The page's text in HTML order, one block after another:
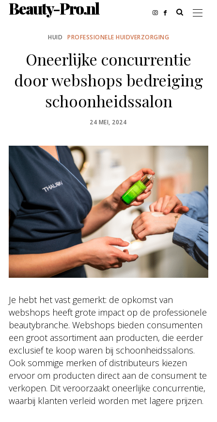
Beauty-Pro.nl
HUID PROFESSIONELE HUIDVERZORGING
Oneerlijke concurrentie
door webshops bedreiging
schoonheidssalon
POSTED
24 MEI, 2024
Je hebt het vast gemerkt: de opkomst van
webshops heeft grote impact op de professionele
beautybranche. Webshops bieden consumenten
een groot assortiment aan producten, die eerder
exclusief te koop waren bij schoonheidssalons.
Ook sommige merken of distributeurs kiezen
ervoor om producten direct aan de consument te
verkopen. Dit veroorzaakt oneerlijke concurrentie,
waarbij klanten verleid worden met lagere prijzen.